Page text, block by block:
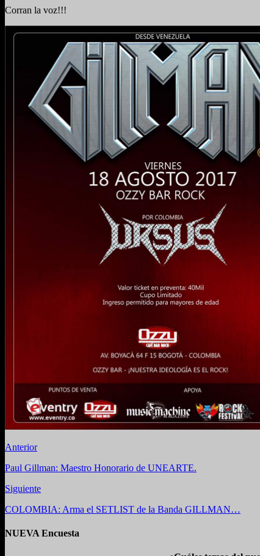
Corran la voz!!!
Anterior
Paul Gillman: Maestro Honorario de UNEARTE.
Siguiente
COLOMBIA: Arma el SETLIST de la Banda GILLMAN…
NUEVA Encuesta